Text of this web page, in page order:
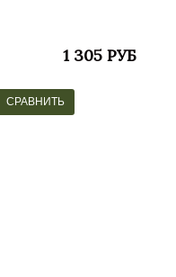
1 305 РУБ
СРАВНИТЬ